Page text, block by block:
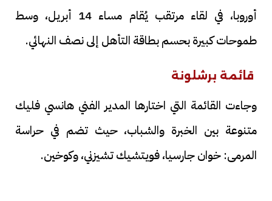
أوروبا، في لقاء مرتقب يُقام مساء 14 أبريل، وسط
طموحات كبيرة بحسم بطاقة التأهل إلى نصف النهائي.
قائمة برشلونة
وجاءت القائمة التي اختارها المدير الفني هانسي فليك
متنوعة بين الخبرة والشباب، حيث تضم في حراسة
المرمى: خوان جارسيا، فويتشيك تشيزني، وكوخين.